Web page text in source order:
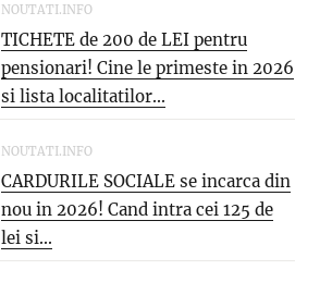
NOUTATI.INFO
TICHETE de 200 de LEI pentru
pensionari! Cine le primeste in 2026
si lista localitatilor...
NOUTATI.INFO
CARDURILE SOCIALE se incarca din
nou in 2026! Cand intra cei 125 de
lei si...